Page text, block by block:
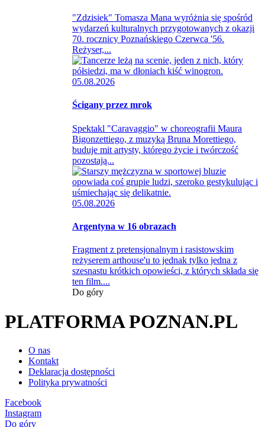
"Zdzisiek" Tomasza Mana wyróżnia się spośród
wydarzeń kulturalnych przygotowanych z okazji
70. rocznicy Poznańskiego Czerwca '56.
Reżyser,...
05.08.2026
Ścigany przez mrok
Spektakl "Caravaggio" w choreografii Maura
Bigonzettiego, z muzyką Bruna Morettiego,
buduje mit artysty, którego życie i twórczość
pozostają...
05.08.2026
Argentyna w 16 obrazach
Fragment z pretensjonalnym i rasistowskim
reżyserem arthouse'u to jednak tylko jedna z
szesnastu krótkich opowieści, z których składa się
ten film....
Do góry
PLATFORMA POZNAN.PL
O nas
Kontakt
Deklaracja dostępności
Polityka prywatności
Facebook
Instagram
Do góry